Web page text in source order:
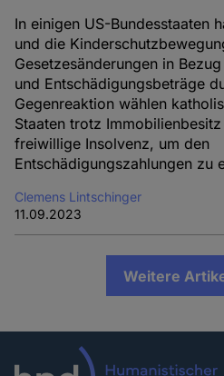
In einigen US-Bundesstaaten
und die
Gesetzesänderungen in
und Entschädigungsbeträge
Gegenreaktion wählen
Staaten trotz
freiwillige Insolvenz, um den
Entschädigungszahlungen zu
Clemens Lintschinger
11.09.2023
Weitere